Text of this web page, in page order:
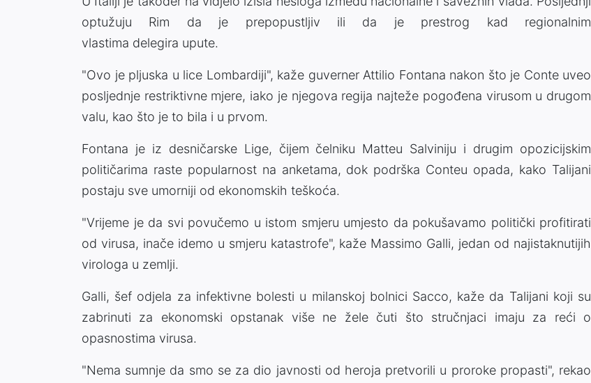
optužuju Rim da je prepopustljiv ili da je prestrog kad regionalnim
vlastima delegira upute.
"Ovo je pljuska u lice Lombardiji", kaže guverner Attilio Fontana nakon što je Conte uveo
posljednje restriktivne mjere, iako je njegova regija najteže pogođena virusom u drugom
valu, kao što je to bila i u prvom.
Fontana je iz desničarske Lige, čijem čelniku Matteu Salviniju i drugim opozicijskim
političarima raste popularnost na anketama, dok podrška Conteu opada, kako Talijani
postaju sve umorniji od ekonomskih teškoća.
"Vrijeme je da svi povučemo u istom smjeru umjesto da pokušavamo politički profitirati
od virusa, inače idemo u smjeru katastrofe", kaže Massimo Galli, jedan od najistaknutijih
virologa u zemlji.
Galli, šef odjela za infektivne bolesti u milanskoj bolnici Sacco, kaže da Talijani koji su
zabrinuti za ekonomski opstanak više ne žele čuti što stručnjaci imaju za reći o
opasnostima virusa.
"Nema sumnje da smo se za dio javnosti od heroja pretvorili u proroke propasti", rekao